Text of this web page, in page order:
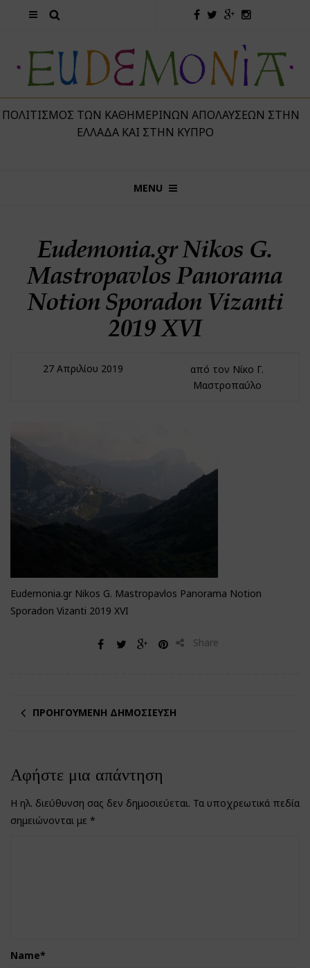
ΤΩΝ ΚΑΘΗΜΕΡΙΝΏΝ ΑΠΟΛΑΎΣΕΩΝ ΣΤΗΝ
ΕΛΛΆΔΑ ΚΑΙ ΣΤΗΝ ΚΎΠΡΟ
MENU
Eudemonia.gr Nikos G.
Mastropavlos Panorama
Notion Sporadon Vizanti
2019 XVI
27 Απριλίου 2019
από τον Νίκο Γ.
Μαστροπαύλο
Eudemonia.gr Nikos G. Mastropavlos Panorama Notion
Sporadon Vizanti 2019 XVI
Share
ΠΡΟΗΓΟΎΜΕΝΗ ΔΗΜΟΣΊΕΥΣΗ
Αφήστε μια απάντηση
Η ηλ. διεύθυνση σας δεν δημοσιεύεται. Τα υποχρεωτικά πεδία
σημειώνονται με *
Name*